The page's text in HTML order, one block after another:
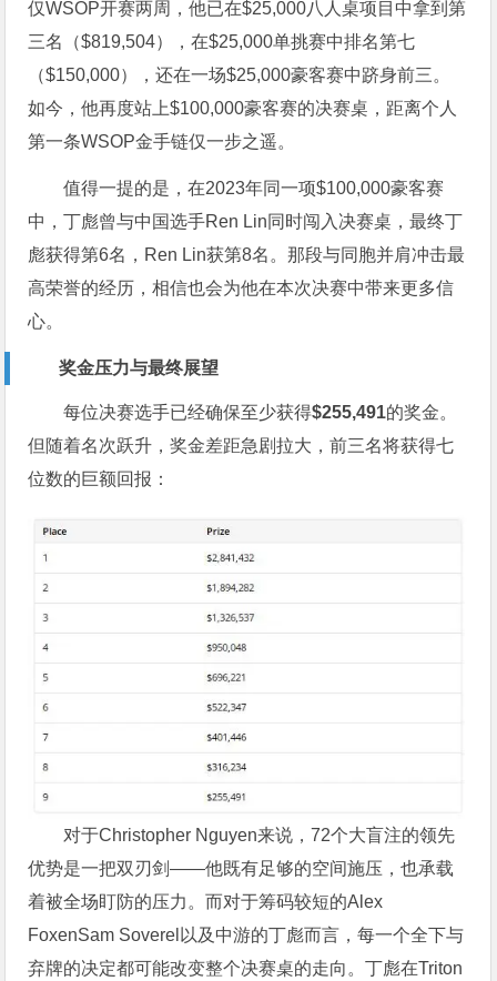
仅WSOP开赛两周，他已在$25,000八人桌项目中拿到第
三名（$819,504），在$25,000单挑赛中排名第七
（$150,000），还在一场$25,000豪客赛中跻身前三。
如今，他再度站上$100,000豪客赛的决赛桌，距离个人
第一条WSOP金手链仅一步之遥。
值得一提的是，在2023年同一项$100,000豪客赛
中，丁彪曾与中国选手Ren Lin同时闯入决赛桌，最终丁
彪获得第6名，Ren Lin获第8名。那段与同胞并肩冲击最
高荣誉的经历，相信也会为他在本次决赛中带来更多信
心。
奖金压力与最终展望
每位决赛选手已经确保至少获得$255,491的奖金。
但随着名次跃升，奖金差距急剧拉大，前三名将获得七
位数的巨额回报：
对于Christopher Nguyen来说，72个大盲注的领先
优势是一把双刃剑——他既有足够的空间施压，也承载
着被全场盯防的压力。而对于筹码较短的Alex
FoxenSam Soverel以及中游的丁彪而言，每一个全下与
弃牌的决定都可能改变整个决赛桌的走向。丁彪在Triton